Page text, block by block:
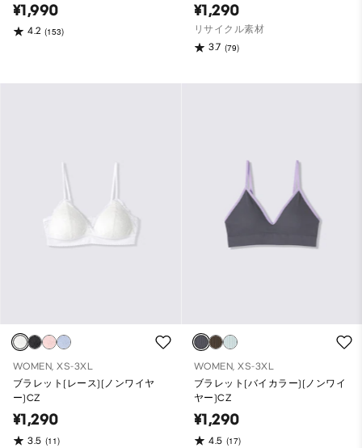
¥1,990
4.2 (153)
¥1,290
リサイクル素材
3.7 (79)
WOMEN, XS-3XL
ブラレット(レース)(ノンワイヤ
ー)CZ
¥1,290
3.5 (11)
WOMEN, XS-3XL
ブラレット(バイカラー)(ノンワイ
ヤー)CZ
¥1,290
4.5 (17)